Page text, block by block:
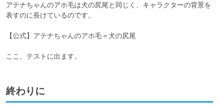
アテナちゃんのアホ毛は犬の尻尾と同じく、キャラクターの背景を
表すのに長けているのです。
【公式】アテナちゃんのアホ毛＝犬の尻尾
ここ、テストに出ます。
終わりに